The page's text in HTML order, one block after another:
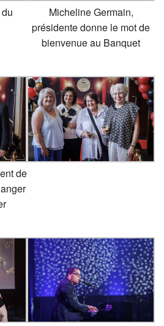
Micheline Germain,
présidente donne le mot de
bienvenue au Banquet
de